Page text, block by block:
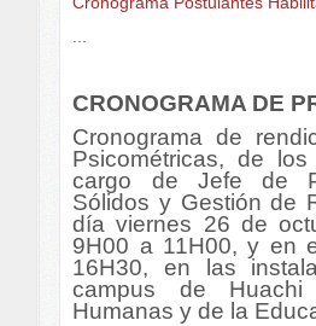
CRONOGRAMA DE
Cronograma de
Psicométricas, de
cargo de Jefe de
Sólidos y Gestión de
día viernes 26 de
9H00 a 11H00, y en
16H30, en las
campus de
Humanas y de la